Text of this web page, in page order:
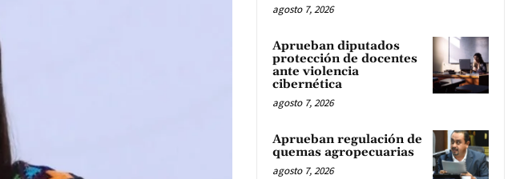
agosto 7, 2026
Aprueban diputados
protección de docentes
ante violencia
cibernética
agosto 7, 2026
Aprueban regulación de
quemas agropecuarias
agosto 7, 2026